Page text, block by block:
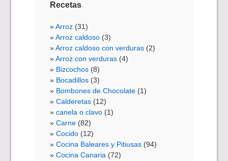
Recetas
Arroz (31)
Arroz caldoso (3)
Arroz caldoso con verduras (2)
Arroz con verduras (4)
Bizcochos (8)
Bocadillos (3)
Bombones de Chocolate (1)
Calderetas (12)
canela o clavo (1)
Carne (82)
Cocido (12)
Cocina Baleares y Pitiusas (94)
Cocina Canaria (72)